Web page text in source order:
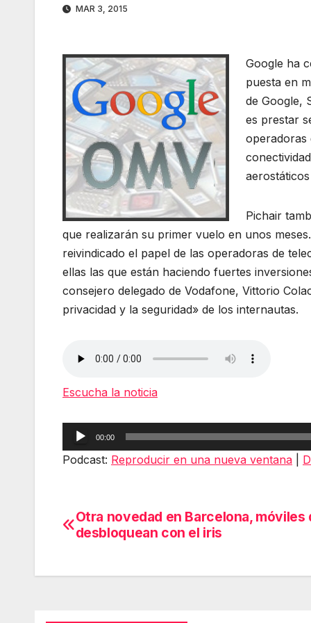
MAR 3, 2015
Google ha
puesta en
de Google,
es prestar
operadoras
Pichair
que realizarán su primer vuelo en unos
reivindicado el papel de las operadoras de
ellas las que están haciendo fuertes
consejero delegado de Vodafone, Vittorio
privacidad y la seguridad» de los internautas.
Escucha la noticia
Reproductor
de
00:00
Podcast: Reproducir en una nueva ventana
Navegación
entradas
Otra novedad en Barcelona, móviles
desbloquean con el iris